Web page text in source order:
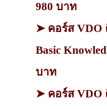
980 บาท
➤ คอร์ส VDO
Basic
บาท
➤ คอร์ส VDO